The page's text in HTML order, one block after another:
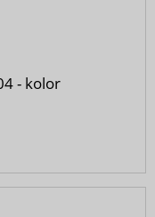
- kolor